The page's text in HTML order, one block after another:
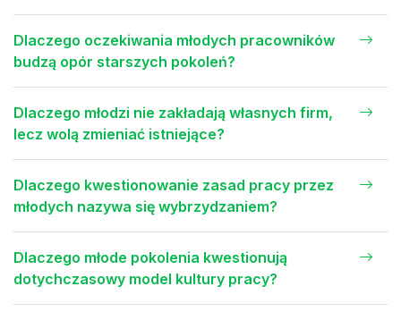
Dlaczego oczekiwania młodych pracowników
budzą opór starszych pokoleń?
Dlaczego młodzi nie zakładają własnych firm,
lecz wolą zmieniać istniejące?
Dlaczego kwestionowanie zasad pracy przez
młodych nazywa się wybrzydzaniem?
Dlaczego młode pokolenia kwestionują
dotychczasowy model kultury pracy?